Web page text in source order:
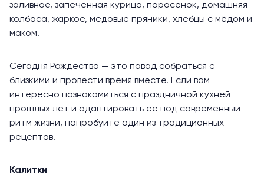
заливное, запечённая курица, поросёнок, домашняя
колбаса, жаркое, медовые пряники, хлебцы с мёдом и
маком.
Сегодня Рождество — это повод собраться с
близкими и провести время вместе. Если вам
интересно познакомиться с праздничной кухней
прошлых лет и адаптировать её под современный
ритм жизни, попробуйте один из традиционных
рецептов.
Калитки